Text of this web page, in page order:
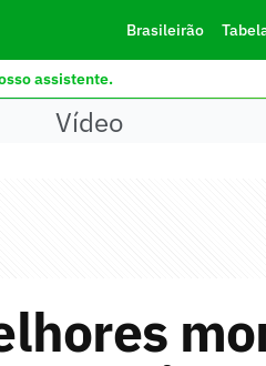
Brasileirão
assistente.
Vídeo